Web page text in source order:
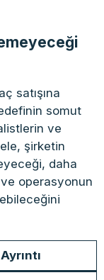
satışına
somut
ve
şirketin
daha
operasyonun
Ayrıntı